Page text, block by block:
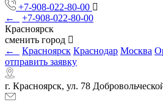
+7-908-022-80-00
←
+7-908-022-80-00
Красноярск
сменить город
←
Красноярск Краснодар Москва
отправить заявку
г. Красноярск, ул. 78